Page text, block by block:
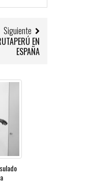
Siguiente
EN
ESPAÑA